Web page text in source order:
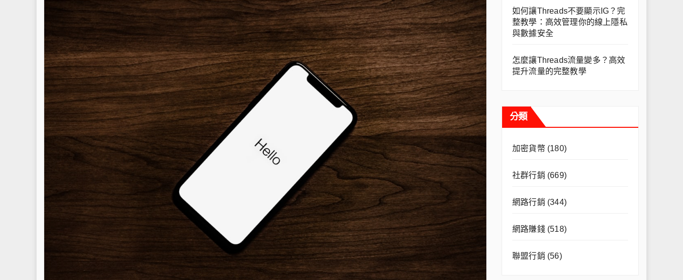
如何讓Threads不要顯示IG？完
整教學：高效管理你的線上隱私
與數據安全
怎麼讓Threads流量變多？高效
提升流量的完整教學
分類
加密貨幣(180)
社群行銷 (669)
網路行銷 (344)
網路賺錢(518)
聯盟行銷 (56)